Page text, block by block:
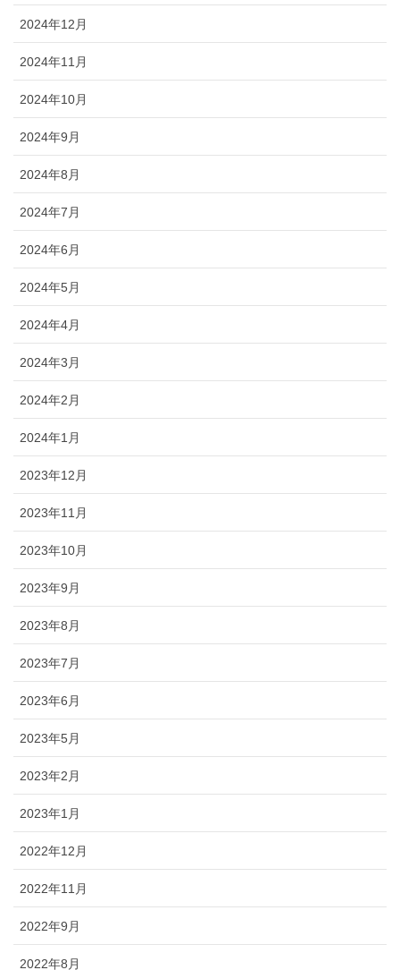
2024年12月
2024年11月
2024年10月
2024年9月
2024年8月
2024年7月
2024年6月
2024年5月
2024年4月
2024年3月
2024年2月
2024年1月
2023年12月
2023年11月
2023年10月
2023年9月
2023年8月
2023年7月
2023年6月
2023年5月
2023年2月
2023年1月
2022年12月
2022年11月
2022年9月
2022年8月